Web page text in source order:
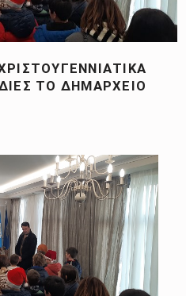
ΤΟ ΔΗΜΑΡΧΕΊΟ